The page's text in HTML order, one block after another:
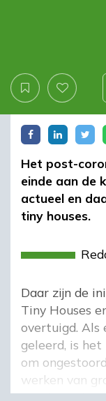
Het post-
einde aan de
actueel en
tiny houses.
Daar zijn de
Tiny Houses
overtuigd. Als
geleerd, is
om
werken van
zijn dan ook